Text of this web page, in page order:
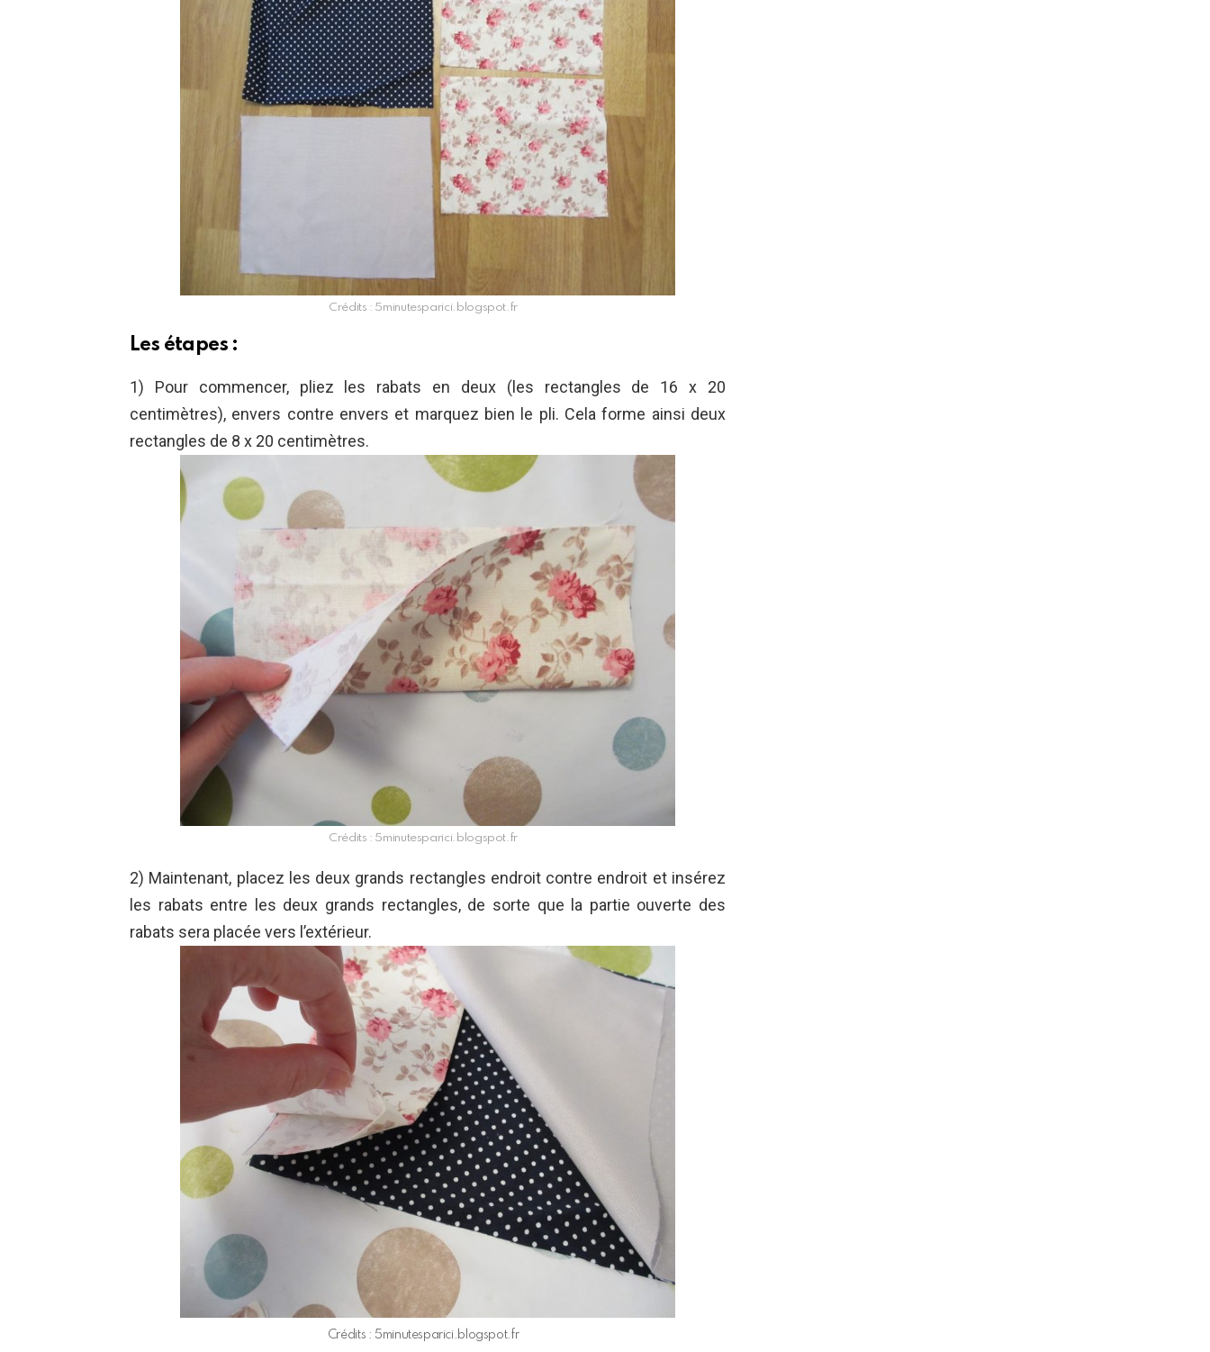
Crédits : 5minutesparici.blogspot.fr
Les étapes :
1) Pour commencer, pliez les rabats en deux (les rectangles de 16 x 20
centimètres), envers contre envers et marquez bien le pli. Cela forme ainsi deux
rectangles de 8 x 20 centimètres.
Crédits : 5minutesparici.blogspot.fr
2) Maintenant, placez les deux grands rectangles endroit contre endroit et insérez
les rabats entre les deux grands rectangles, de sorte que la partie ouverte des
rabats sera placée vers l’extérieur.
Crédits : 5minutesparici.blogspot.fr